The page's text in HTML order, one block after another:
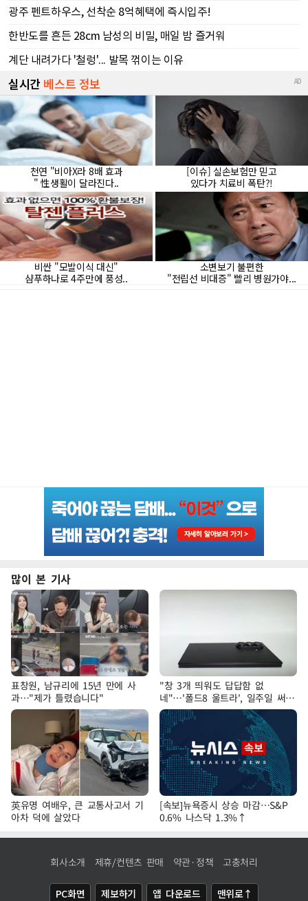
많이 본 기사
표창원, 남규리에 15년 만에 사
과…"제가 틀렸습니다"
"창 3개 띄워도 답답함 없
네"…'폴드8 울트라', 일주일 써보
니
英유명 여배우, 큰 교통사고서 기
아차 덕에 살았다
[속보]뉴욕증시 상승 마감…S&P
0.6% 나스닥 1.3%↑
회사소개 제휴/컨텐츠 판매 약관·정책 고충처리
PC화면 제보하기 앱 다운로드 맨위로↑